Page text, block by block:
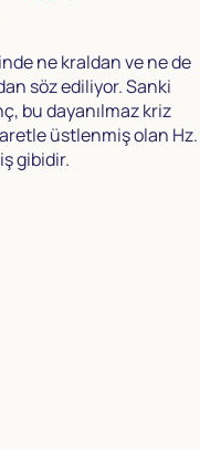
ne kraldan ve ne de
söz ediliyor. Sanki
bu dayanılmaz kriz
üstlenmiş olan Hz.
gibidir.